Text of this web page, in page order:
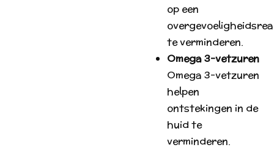
op een
te verminderen.
Omega 3-vetzuren
Omega 3-vetzuren
helpen
ontstekingen in de
huid te
verminderen.